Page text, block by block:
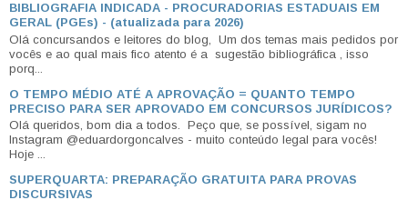
BIBLIOGRAFIA INDICADA - PROCURADORIAS ESTADUAIS EM
GERAL (PGEs) - (atualizada para 2026)
Olá concursandos e leitores do blog, Um dos temas mais pedidos por
vocês e ao qual mais fico atento é a sugestão bibliográfica , isso
porq...
O TEMPO MÉDIO ATÉ A APROVAÇÃO = QUANTO TEMPO
PRECISO PARA SER APROVADO EM CONCURSOS JURÍDICOS?
Olá queridos, bom dia a todos. Peço que, se possível, sigam no
Instagram @eduardorgoncalves - muito conteúdo legal para vocês!
Hoje ...
SUPERQUARTA: PREPARAÇÃO GRATUITA PARA PROVAS
DISCURSIVAS